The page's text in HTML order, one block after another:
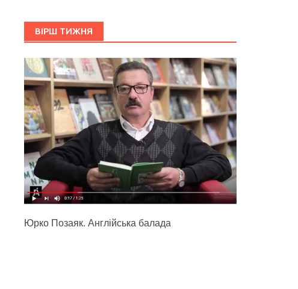
ВІРШ ТИЖНЯ
Юрко Позаяк. Англійська балада